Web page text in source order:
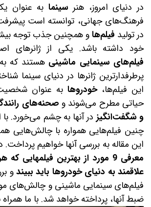
در دنیای امروز، هنر سینما به عنوان
فرهنگ‌های جهانی، توانسته است
در تولید فیلم‌هاو همچنین جذب توجه
خود داشته باشد. یکی از ژانرهای
فیلم‌های سینمایی ماشینی هستند که
پرطرفدارترین ژانرها در دنیای سینما
این فیلم‌ها،خودروها به عنوان
حیاتی مطرح می‌شوند و صحنه‌های
و شگفت‌انگیز در آنها به چشم می‌خورد. با
چنین فیلم‌هایی همواره با چالش‌هایی
این مقاله به بررسی آنها خواهیم پرداخت.
معرفی 9 مورد از بهترین فیلمهایی
علاقمند به دنیای خودروها باید ببیندو
فیلم‌های سینمایی ماشینی و چالش‌های
ضبط آنها، پرداخته خواهد شد. با ما همراه